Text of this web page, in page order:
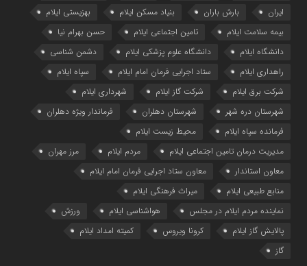
ایران
بارش باران بنیاد مسکن ایلام
بهزیستی ایلام
بیمه سلامت ایلام
تامین اجتماعی ایلام
حسن بهرام نیا
دانشگاه ایلام
دانشگاه علوم پزشکی ایلام
دشمن شناسی
راهداری ایلام
ستاد اجرایی فرمان امام ایلام
سپاه ایلام
شرکت برق ایلام
شرکت گاز ایلام
شهرداری ایلام
شهرستان دره شهر
شهرستان دهلران
فرماندار ویژه دهلران
فرمانده سپاه ایلام
محیط زیست ایلام
مدیریت درمان تامین اجتماعی ایلام
مردم ایلام
مرز مهران
معاون استاندار
معاون ستاد اجرایی فرمان امام ایلام
منابع طبیعی ایلام
میراث فرهنگی ایلام
نماینده مردم ایلام در مجلس
هواشناسی ایلام
ورزش
پالایش گاز ایلام
کرونا ویروس
کمیته امداد ایلام
گاز